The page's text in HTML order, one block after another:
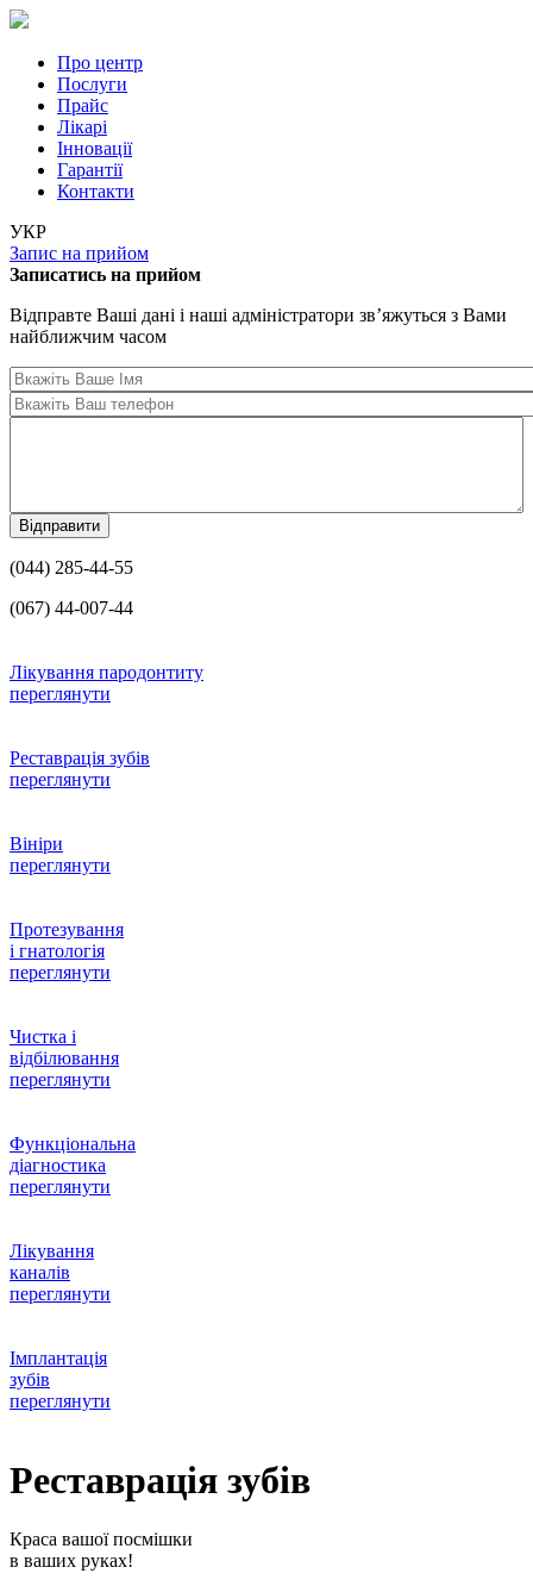
Перейти до основного вмісту
Про центр
Послуги
Прайс
Лікарі
Iнновації
Гарантії
Контакти
УКР
Запис на прийом
Записатись на прийом
Відправте Ваші дані і наші адміністратори зв’яжуться з Вами
найближчим часом
(044) 285-44-55
(067) 44-007-44
Лікування пародонтиту
переглянути
Реставрація зубів
переглянути
Вініри
переглянути
Протезування
і гнатологія
переглянути
Чистка і
відбілювання
переглянути
Функціональна
діагностика
переглянути
Лікування
каналів
переглянути
Імплантація
зубів
переглянути
Реставрація зубів
Краса вашої посмішки
в ваших руках!